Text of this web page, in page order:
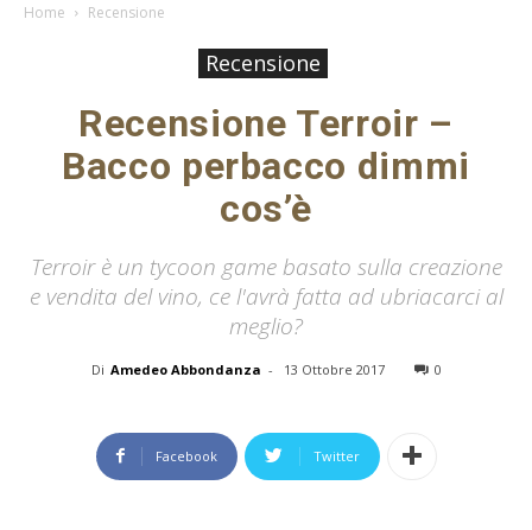
Home Recensione
Recensione
Recensione Terroir –
Bacco perbacco dimmi
cos’è
Terroir è un tycoon game basato sulla creazione
e vendita del vino, ce l'avrà fatta ad ubriacarci al
meglio?
Di Amedeo Abbondanza - 13 Ottobre 2017 0
Facebook Twitter